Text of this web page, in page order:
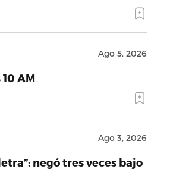
Ago 5, 2026
AM
Ago 3, 2026
negó tres veces bajo